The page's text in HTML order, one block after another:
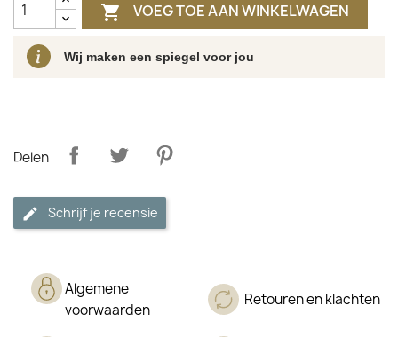
 VOEG TOE AAN WINKELWAGEN
Wij maken een spiegel voor jou
Delen
Schrijf je recensie
Algemene
voorwaarden
Retouren en klachten